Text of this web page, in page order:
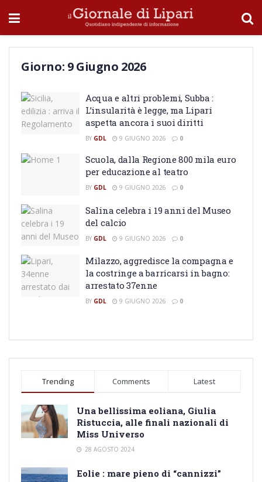
Giorno: 9 Giugno 2026
Acqua e altri problemi, Subba :
L’insularità è legge, ma Lipari
aspetta ancora i suoi diritti
BY GDL 9 GIUGNO 2026 0
Scuola, dalla Regione 800 mila euro
per educazione al teatro
BY GDL 9 GIUGNO 2026 0
Salina celebra i 19 anni del Museo
del calcio
BY GDL 9 GIUGNO 2026 0
Milazzo, aggredisce la compagna e
la costringe a barricarsi in bagno:
arrestato 37enne
BY GDL 9 GIUGNO 2026 0
Trending Comments Latest
Una bellissima eoliana, Giulia
Ristuccia, alle finali nazionali di
Miss Universo
28 AGOSTO 2024
Eolie : mare pieno di “cannizzi”